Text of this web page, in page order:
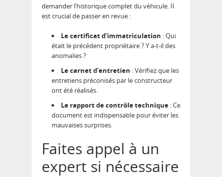
demander l’historique complet du véhicule. Il
est crucial de passer en revue :
Le certificat d’immatriculation : Qui
était le précédent propriétaire ? Y a-t-il des
anomalies ?
Le carnet d’entretien : Vérifiez que les
entretiens préconisés par le constructeur
ont été réalisés.
Le rapport de contrôle technique : Ce
document est indispensable pour éviter les
mauvaises surprises.
Faites appel à un
expert si nécessaire